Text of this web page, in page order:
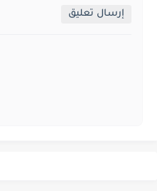
إرسال تعليق